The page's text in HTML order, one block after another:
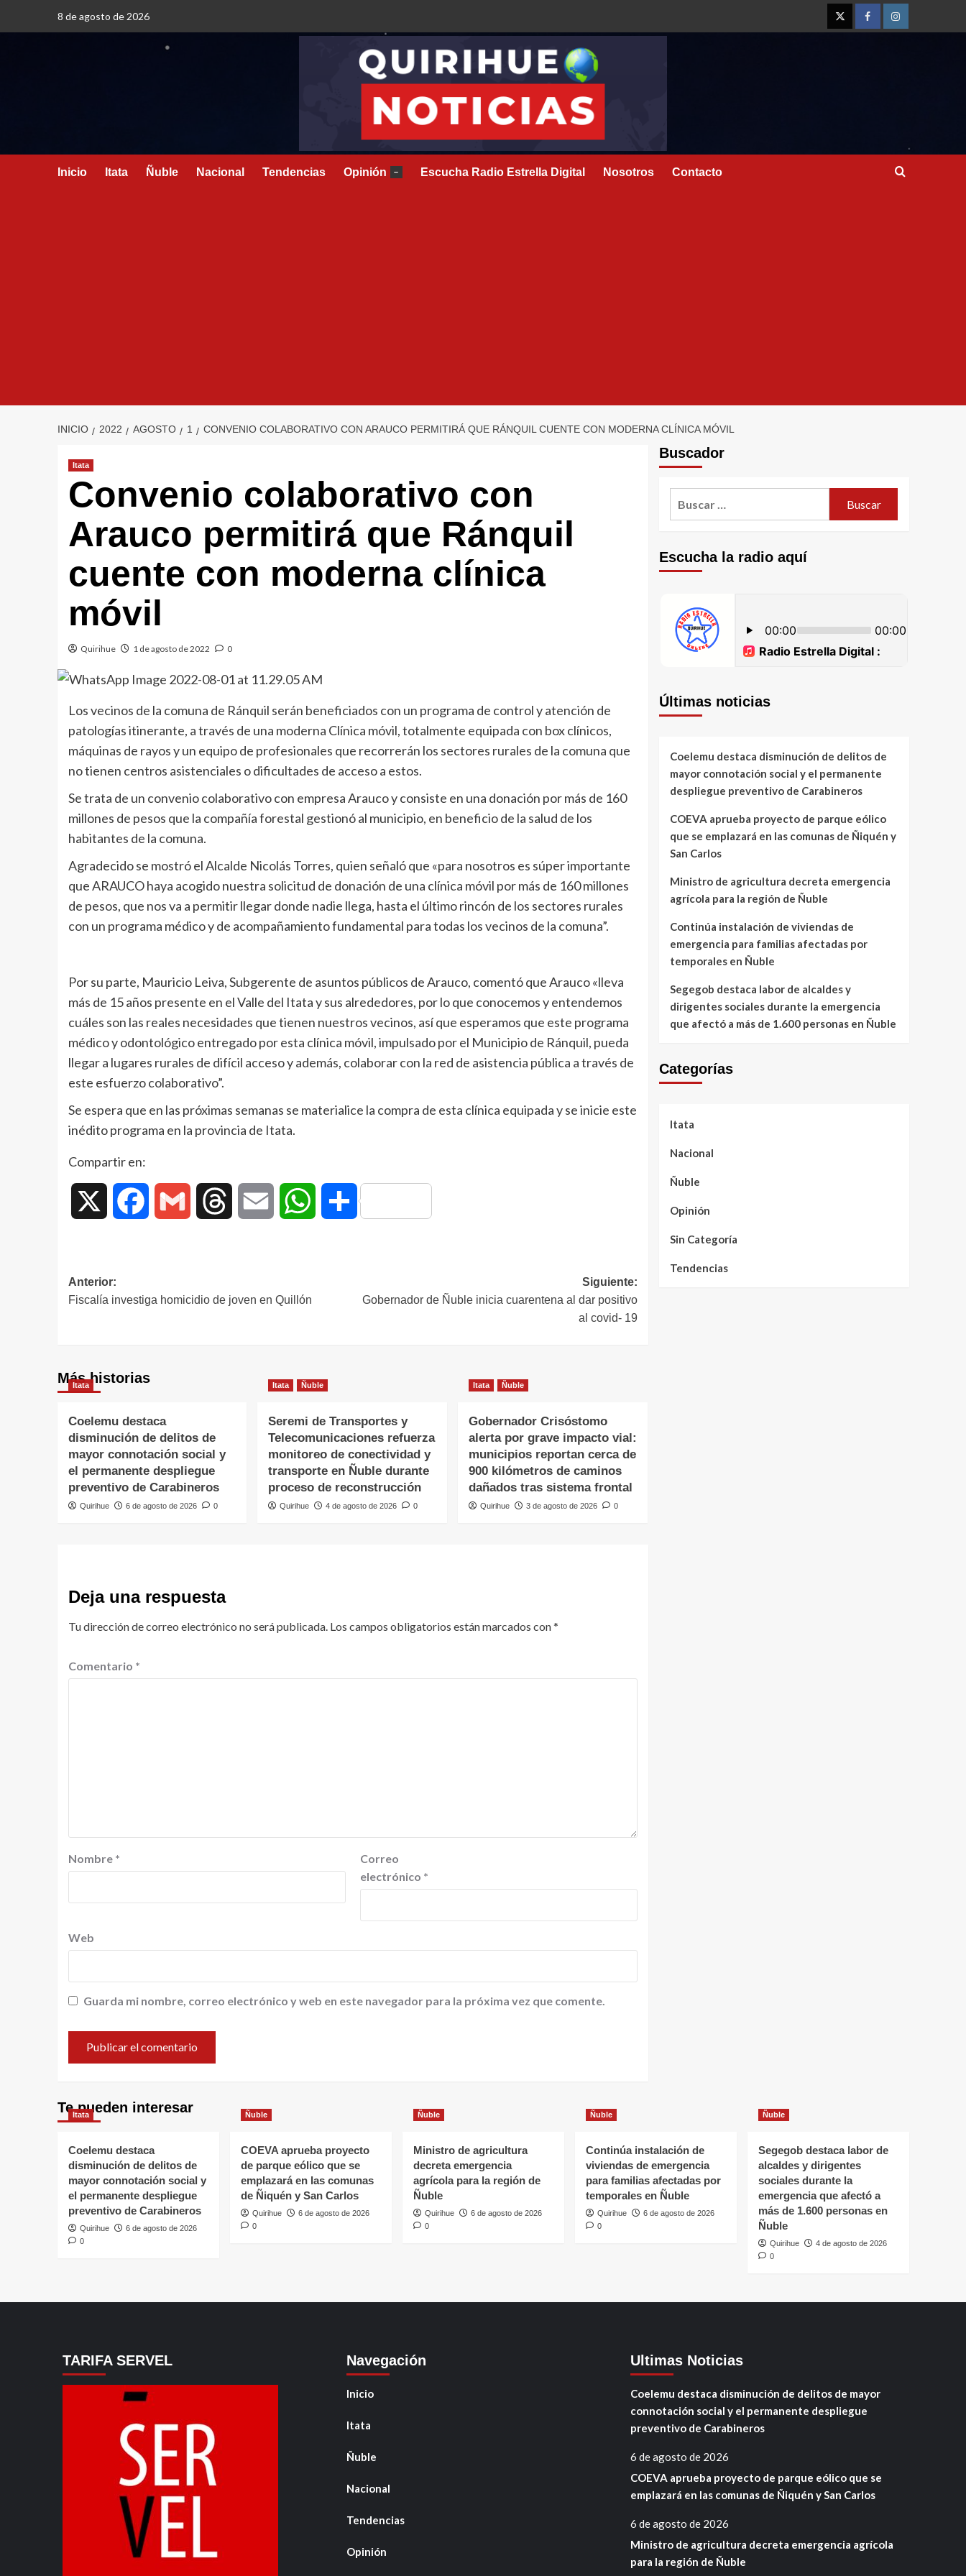
8 de agosto de 2026
Inicio Itata Ñuble Nacional Tendencias Opinión – Escucha Radio Estrella Digital Nosotros Contacto
INICIO 2022 AGOSTO 1 CONVENIO COLABORATIVO CON ARAUCO PERMITIRÁ QUE RÁNQUIL CUENTE CON MODERNA CLÍNICA MÓVIL
Itata
Convenio colaborativo con
Arauco permitirá que Ránquil
cuente con moderna clínica
móvil
Quirihue 1 de agosto de 2022 0
Los vecinos de la comuna de Ránquil serán beneficiados con un programa de control y atención de
patologías itinerante, a través de una moderna Clínica móvil, totalmente equipada con box clínicos,
máquinas de rayos y un equipo de profesionales que recorrerán los sectores rurales de la comuna que
no tienen centros asistenciales o dificultades de acceso a estos.
Se trata de un convenio colaborativo con empresa Arauco y consiste en una donación por más de 160
millones de pesos que la compañía forestal gestionó al municipio, en beneficio de la salud de los
habitantes de la comuna.
Agradecido se mostró el Alcalde Nicolás Torres, quien señaló que «para nosotros es súper importante
que ARAUCO haya acogido nuestra solicitud de donación de una clínica móvil por más de 160 millones
de pesos, que nos va a permitir llegar donde nadie llega, hasta el último rincón de los sectores rurales
con un programa médico y de acompañamiento fundamental para todas los vecinos de la comuna”.
Por su parte, Mauricio Leiva, Subgerente de asuntos públicos de Arauco, comentó que Arauco «lleva
más de 15 años presente en el Valle del Itata y sus alrededores, por lo que conocemos y entendemos
cuáles son las reales necesidades que tienen nuestros vecinos, así que esperamos que este programa
médico y odontológico entregado por esta clínica móvil, impulsado por el Municipio de Ránquil, pueda
llegar a lugares rurales de difícil acceso y además, colaborar con la red de asistencia pública a través de
este esfuerzo colaborativo”.
Se espera que en las próximas semanas se materialice la compra de esta clínica equipada y se inicie este
inédito programa en la provincia de Itata.
Compartir en:
Facebook Gmail Threads Email WhatsAppCompartir
Anterior:
Fiscalía investiga homicidio de joven en Quillón
Siguiente:
Gobernador de Ñuble inicia cuarentena al dar positivo
al covid- 19
Más historias
Itata
Coelemu destaca
disminución de delitos de
mayor connotación social y
el permanente despliegue
preventivo de Carabineros
Quirihue 6 de agosto de 2026 0
Itata Ñuble
Seremi de Transportes y
Telecomunicaciones refuerza
monitoreo de conectividad y
transporte en Ñuble durante
proceso de reconstrucción
Quirihue 4 de agosto de 2026 0
Itata Ñuble
Gobernador Crisóstomo
alerta por grave impacto vial:
municipios reportan cerca de
900 kilómetros de caminos
dañados tras sistema frontal
Quirihue 3 de agosto de 2026 0
Deja una respuesta
Tu dirección de correo electrónico no será publicada. Los campos obligatorios están marcados con*
Comentario *
Nombre *
Correo
electrónico *
Web
Guarda mi nombre, correo electrónico y web en este navegador para la próxima vez que comente.
Buscador
Escucha la radio aquí
Últimas noticias
Coelemu destaca disminución de delitos de
mayor connotación social y el permanente
despliegue preventivo de Carabineros
COEVA aprueba proyecto de parque eólico
que se emplazará en las comunas de Ñiquén y
San Carlos
Ministro de agricultura decreta emergencia
agrícola para la región de Ñuble
Continúa instalación de viviendas de
emergencia para familias afectadas por
temporales en Ñuble
Segegob destaca labor de alcaldes y
dirigentes sociales durante la emergencia
que afectó a más de 1.600 personas en Ñuble
Categorías
Itata
Nacional
Ñuble
Opinión
Sin Categoría
Tendencias
Te pueden interesar
Itata
Coelemu destaca
disminución de delitos de
mayor connotación social y
el permanente despliegue
preventivo de Carabineros
Quirihue
6 de agosto de 2026
0
Ñuble
COEVA aprueba proyecto
de parque eólico que se
emplazará en las comunas
de Ñiquén y San Carlos
Quirihue
6 de agosto de 2026
0
Ñuble
Ministro de agricultura
decreta emergencia
agrícola para la región de
Ñuble
Quirihue
6 de agosto de 2026
0
Ñuble
Continúa instalación de
viviendas de emergencia
para familias afectadas por
temporales en Ñuble
Quirihue
6 de agosto de 2026
0
Ñuble
Segegob destaca labor de
alcaldes y dirigentes
sociales durante la
emergencia que afectó a
más de 1.600 personas en
Ñuble
Quirihue
4 de agosto de 2026
0
TARIFA SERVEL Navegación
Inicio
Itata
Ñuble
Nacional
Tendencias
Opinión
Ultimas Noticias
Coelemu destaca disminución de delitos de mayor
connotación social y el permanente despliegue
preventivo de Carabineros
6 de agosto de 2026
COEVA aprueba proyecto de parque eólico que se
emplazará en las comunas de Ñiquén y San Carlos
6 de agosto de 2026
Ministro de agricultura decreta emergencia agrícola
para la región de Ñuble